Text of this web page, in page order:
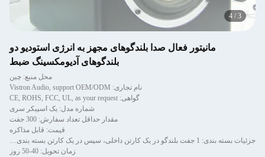
3
/
4
مانیتور فعال صدا بلندگوهای مجهز به انرژی استودیو دو
بلندگوهای آدیومکسینگ ضبط
محل منبع: چین
نام تجاری: Vistron Audio, support OEM/ODM
گواهی: CE, ROHS, FCC, UL, as your request
شماره مدل: یک اسپیکر سری
مقدار حداقل تعداد سفارش: 300 جفت
قیمت: قابل مذاکره
جزئیات بسته بندی: 1 جفت بلندگو در یک کارتن داخلی، سپس در یک کارتن بسته بندی شده است.
زمان تحویل: 40-50 روز